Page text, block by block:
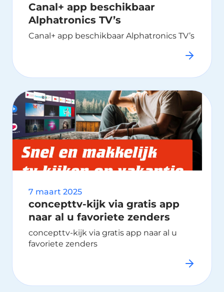
Canal+ app beschikbaar
Alphatronics TV’s
Canal+ app beschikbaar Alphatronics TV’s
7 maart 2025
concepttv-kijk via gratis app
naar al u favoriete zenders
concepttv-kijk via gratis app naar al u
favoriete zenders